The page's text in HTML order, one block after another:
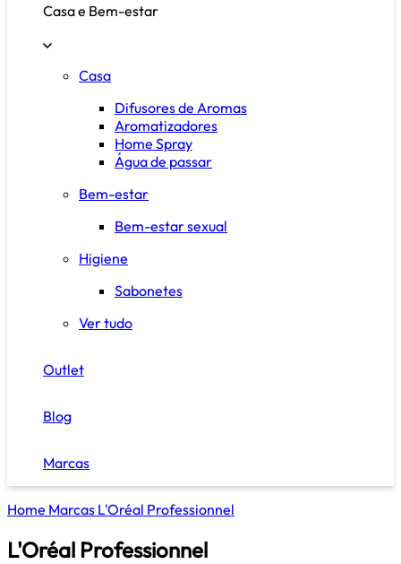
Casa e Bem-estar
Casa
Difusores de Aromas
Aromatizadores
Home Spray
Água de passar
Bem-estar
Bem-estar sexual
Higiene
Sabonetes
Ver tudo
Outlet
Blog
Marcas
Home Marcas L'Oréal Professionnel
L'Oréal Professionnel